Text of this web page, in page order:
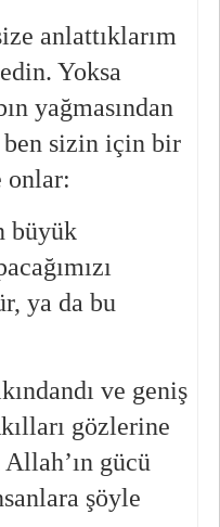
anlattıklarım
Yoksa
yağmasından
ben sizin için bir
onlar:
büyük
ya da bu
ve geniş
gözlerine
gücü
şöyle